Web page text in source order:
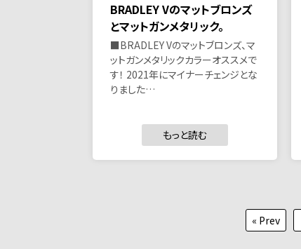
BRADLEY Vのマットブロンズ
とマットガンメタリック。
■BRADLEY Vのマットブロンズ、マ
ットガンメタリックカラーオススメで
す！ 2021年にマイナーチェンジとな
りました…
もっと読む
« Prev